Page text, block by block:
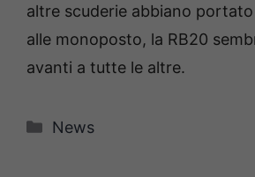
altre scuderie abbiano
alle monoposto, la RB20
avanti a tutte le altre.
Categorie
News